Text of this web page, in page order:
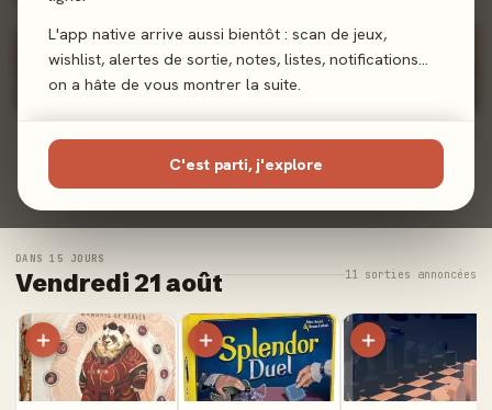
L'app native arrive aussi bientôt : scan de jeux,
wishlist, alertes de sortie, notes, listes, notifications…
on a hâte de vous montrer la suite.
C'est parti, j'explore
Origames
+ Alerte
Fantasy Flight Games
DANS 15 JOURS
Vendredi 21 août 11 sorties annoncées